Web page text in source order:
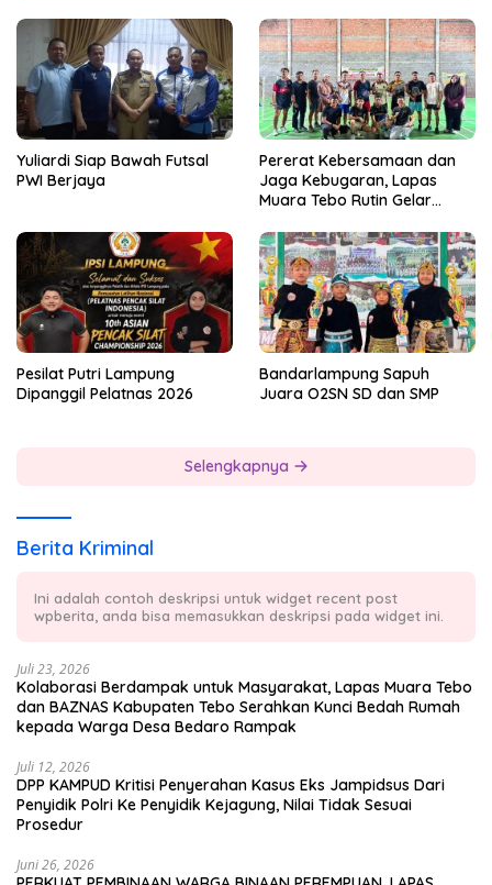
Yuliardi Siap Bawah Futsal
PWI Berjaya
Pererat Kebersamaan dan
Jaga Kebugaran, Lapas
Muara Tebo Rutin Gelar
Pesilat Putri Lampung
Dipanggil Pelatnas 2026
Bandarlampung Sapuh
Juara O2SN SD dan SMP
Selengkapnya
Berita Kriminal
Ini adalah contoh deskripsi untuk widget recent post
wpberita, anda bisa memasukkan deskripsi pada widget ini.
Juli 23, 2026
Kolaborasi Berdampak untuk Masyarakat, Lapas Muara Tebo
dan BAZNAS Kabupaten Tebo Serahkan Kunci Bedah Rumah
kepada Warga Desa Bedaro Rampak
Juli 12, 2026
DPP KAMPUD Kritisi Penyerahan Kasus Eks Jampidsus Dari
Penyidik Polri Ke Penyidik Kejagung, Nilai Tidak Sesuai
Prosedur
Juni 26, 2026